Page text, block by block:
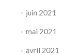
juin 2021
mai 2021
avril 2021